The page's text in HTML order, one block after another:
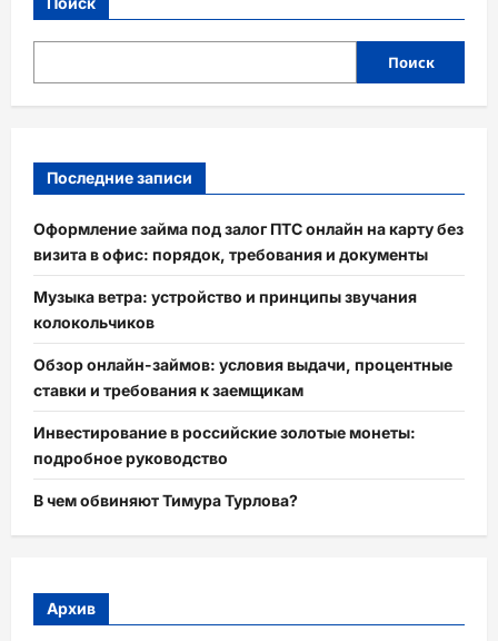
Поиск
Последние записи
Оформление займа под залог ПТС онлайн на карту без
визита в офис: порядок, требования и документы
Музыка ветра: устройство и принципы звучания
колокольчиков
Обзор онлайн-займов: условия выдачи, процентные
ставки и требования к заемщикам
Инвестирование в российские золотые монеты:
подробное руководство
В чем обвиняют Тимура Турлова?
Архив